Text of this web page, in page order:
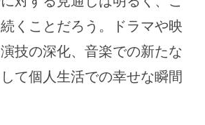
くことだろう。ドラマや映
技の深化、音楽での新たな
て個人生活での幸せな瞬間